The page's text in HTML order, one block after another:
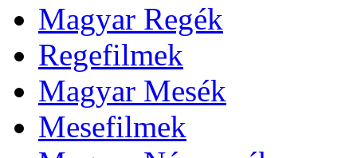
Magyar Regék
Regefilmek
Magyar Mesék
Mesefilmek